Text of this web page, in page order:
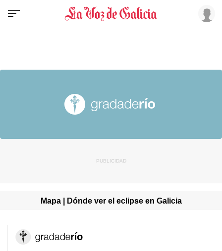
Mapa | Dónde ver el eclipse en Galicia